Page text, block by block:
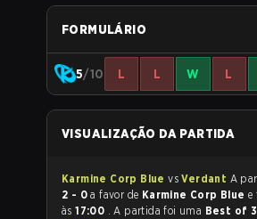
FORMULÁRIO
5/10 L L W L
VISUALIZAÇÃO DA PARTIDA
Karmine Corp BluevsVerdant
2 - 0 a favor de Karmine Corp Blue
às17:00 . A partida foi uma Best of 3